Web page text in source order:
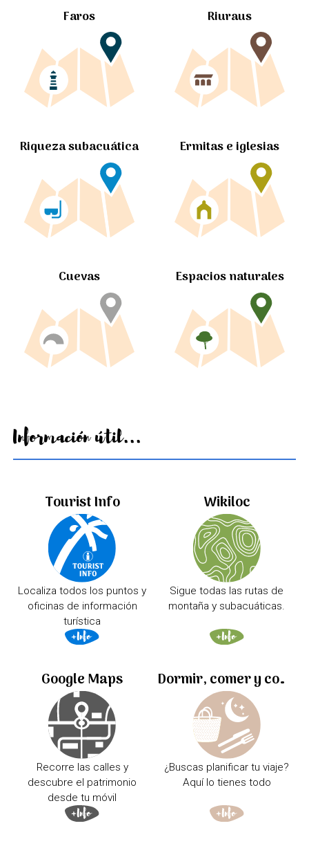
Faros Riuraus
Riqueza subacuática Ermitas e iglesias
Cuevas Espacios naturales
Información útil...
Tourist Info
Localiza todos los puntos y
oficinas de información
turística
Wikiloc
Sigue todas las rutas de
montaña y subacuáticas.
Google Maps
Recorre las calles y
descubre el patrimonio
desde tu móvil
Dormir, comer y comprar
¿Buscas planificar tu viaje?
Aquí lo tienes todo